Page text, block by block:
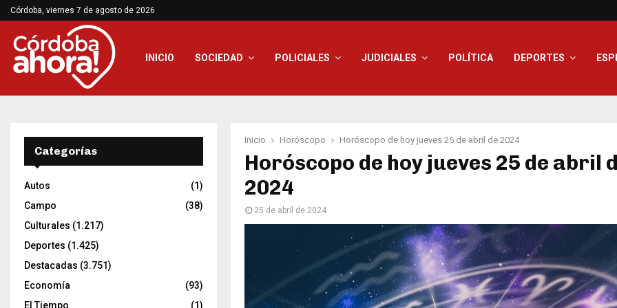
Córdoba, viernes 7 de agosto de 2026
INICIO SOCIEDAD POLICIALES JUDICIALES POLÍTICA DEPORTES
Inicio Horóscopo Horóscopo de hoy jueves 25 de abril de 2024
Horóscopo de hoy jueves 25 de abril
2024
25 de abril de 2024
Categorías
Autos
(1)
Campo
(38)
Culturales (1.217)
Deportes (1.425)
Destacadas (3.751)
Economía
(93)
El Tiempo
(1)